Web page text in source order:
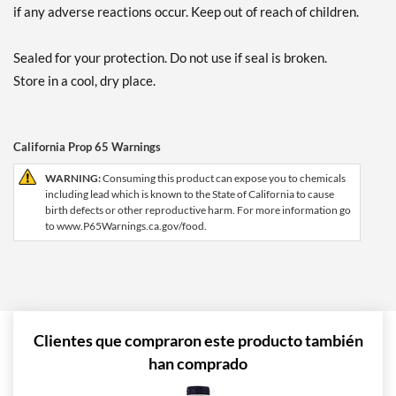
if any adverse reactions occur. Keep out of reach of children.
Sealed for your protection. Do not use if seal is broken.
Store in a cool, dry place.
California Prop 65 Warnings
WARNING:Consuming this product can expose you to chemicals
including lead which is known to the State of California to cause
birth defects or other reproductive harm. For more information go
to www.P65Warnings.ca.gov/food.
Clientes que compraron este producto también
han comprado